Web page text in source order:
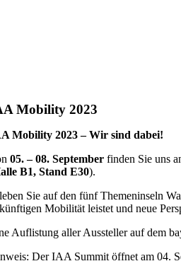
Mobility 2023
Mobility 2023 – Wir sind dabei!
05. – 08. September finden Sie uns
B1, Stand E30).
Sie auf den fünf Themeninseln
Mobilität leistet und neue
Auflistung aller Aussteller auf dem
Der IAA Summit öffnet am 04.